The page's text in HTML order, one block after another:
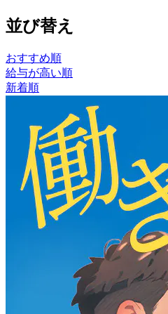
並び替え
おすすめ順
給与が高い順
新着順